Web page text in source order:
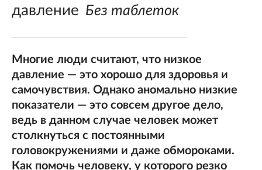
давление Без таблеток
Многие люди считают, что низкое
давление — это хорошо для здоровья и
самочувствия. Однако аномально низкие
показатели — это совсем другое дело,
ведь в данном случае человек может
столкнуться с постоянными
головокружениями и даже обмороками.
Как помочь человеку, у которого резко